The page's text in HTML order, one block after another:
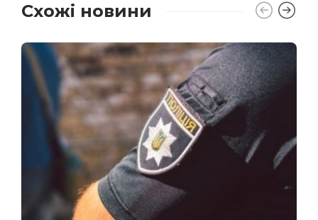
Схожі новини